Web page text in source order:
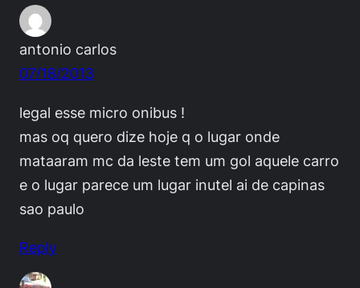
antonio carlos
07/18/2013
legal esse micro onibus !
mas oq quero dize hoje q o lugar onde
mataaram mc da leste tem um gol aquele carro
e o lugar parece um lugar inutel ai de capinas
sao paulo
Reply